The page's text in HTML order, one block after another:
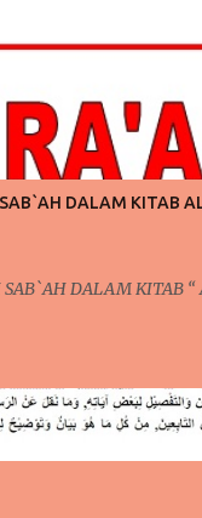
ibadah yang lebih
keterkaitan dengan apa
Pada pertemuan
setiap saat
menjadi lebih baik
; Taubat dan
DALAM KITAB
SAB`AH DALAM KITAB